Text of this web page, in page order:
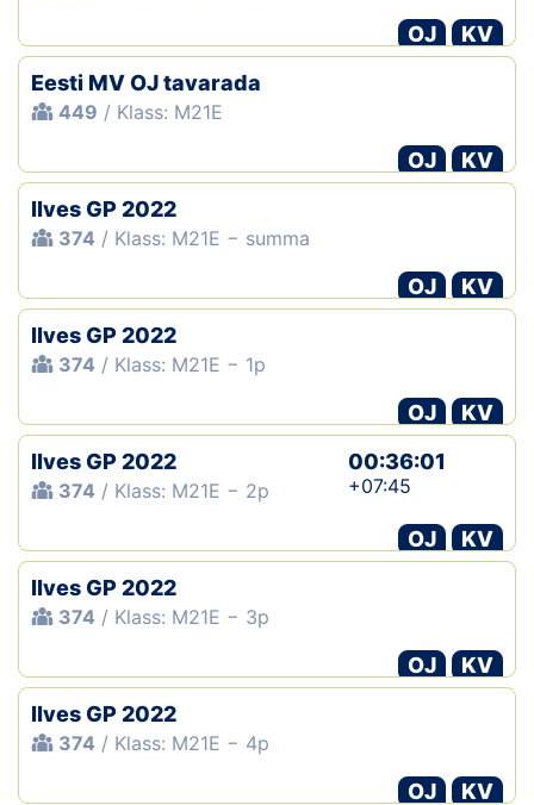
OJ
KV
Eesti MV OJ tavarada
449 / Klass: M21E
OJ
KV
Ilves GP 2022
374 / Klass: M21E − summa
OJ
KV
Ilves GP 2022
374 / Klass: M21E − 1p
OJ
KV
Ilves GP 2022
374 / Klass: M21E − 2p
00:36:01
+07:45
OJ
KV
Ilves GP 2022
374 / Klass: M21E − 3p
OJ
KV
Ilves GP 2022
374 / Klass: M21E − 4p
OJ
KV